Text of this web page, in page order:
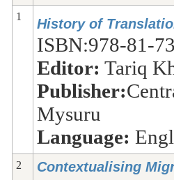
1 History of
ISBN:978-81-
Editor: Tariq
Publisher:
Mysuru
Language:
2
Contextualising